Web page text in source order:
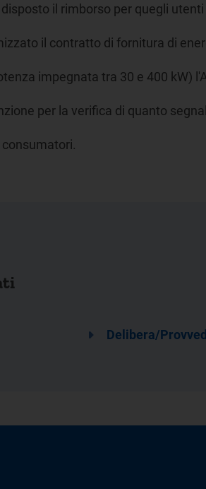
il rimborso per quegli utenti
il contratto di fornitura di
impegnata tra 30 e 400 kW)
per la verifica di quanto
Delibera/